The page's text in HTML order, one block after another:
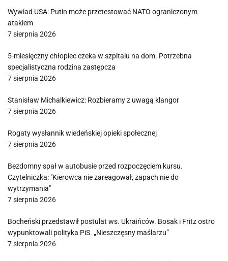
Wywiad USA: Putin może przetestować NATO ograniczonym
atakiem
7 sierpnia 2026
5-miesięczny chłopiec czeka w szpitalu na dom. Potrzebna
specjalistyczna rodzina zastępcza
7 sierpnia 2026
Stanisław Michalkiewicz: Rozbieramy z uwagą klangor
7 sierpnia 2026
Rogaty wysłannik wiedeńskiej opieki społecznej
7 sierpnia 2026
Bezdomny spał w autobusie przed rozpoczęciem kursu.
Czytelniczka: "Kierowca nie zareagował, zapach nie do
wytrzymania"
7 sierpnia 2026
Bocheński przedstawił postulat ws. Ukraińców. Bosak i Fritz ostro
wypunktowali polityka PiS. „Nieszczęsny maślarzu”
7 sierpnia 2026